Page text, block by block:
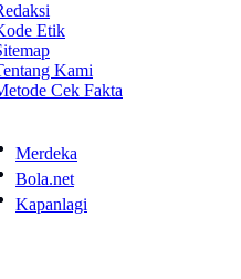
Etik
Kami
Cek Fakta
Merdeka
Bola.net
Kapanlagi